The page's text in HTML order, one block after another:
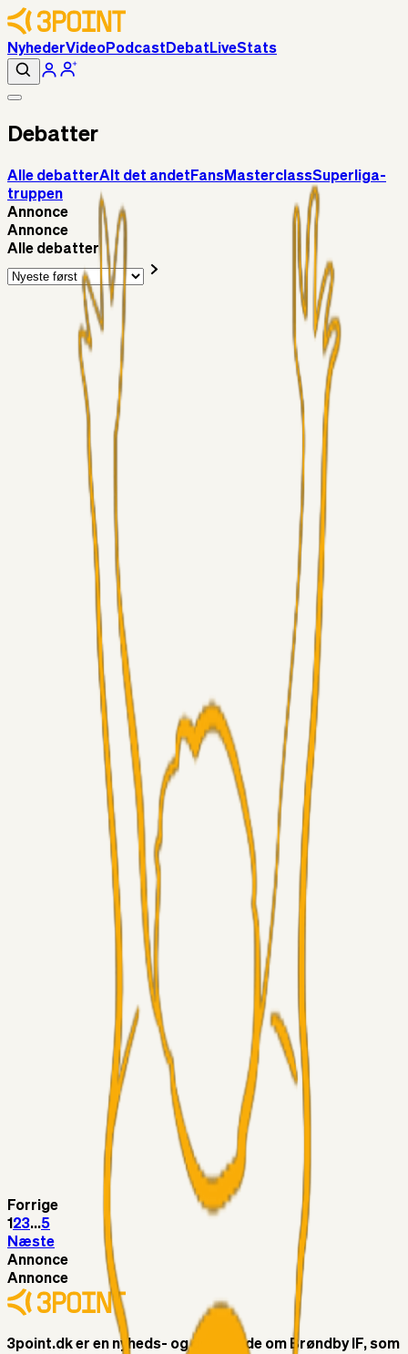
NyhederVideoPodcast Debat LiveStats
Debatter
Alle debatterAlt det andet FansMasterclassSuperliga-
truppen
Annonce
Annonce
Alle debatter
Chrisdinho88 12 timer siden
Horsens - Brøndby billet
Alt det andet
Chrisdinho88
05. aug. 2026
Bange anelser
GulBlaaPuls
Kommer Jobbe hjem?
Masterclass
05. aug. 2026
Brøndby-TV og u-19
Alt det andet
04. aug. 2026
5. Forudsigelser op til Horsens kampen.
RasmusStephansen
Nørgaards Lever Hug, Skaktræk Mod En Utålmodig
RasmusStephansen
04. aug. 2026
Har GFH løsnet grebet...?
Superliga-truppen
04. aug. 2026
Medie: Tahirovic til Celtic for samlet 6 mio Euro
Superliga-truppen
03. aug. 2026
Kunne Sami Jalal være den næste offensive brik? 🤔💛💙
03. aug. 2026
Superliga-truppen
RasmusStephansen
03. aug. 2026
Olti Hyseni, Bliver Brøndbys Største Salg
Nogensinde…..!!!
02. aug. 2026
Sydsiden mid Viborg
Forrige
1 23...5
Næste
Annonce
Annonce
3point.dk er en nyheds- og debatside om Brøndby IF, som